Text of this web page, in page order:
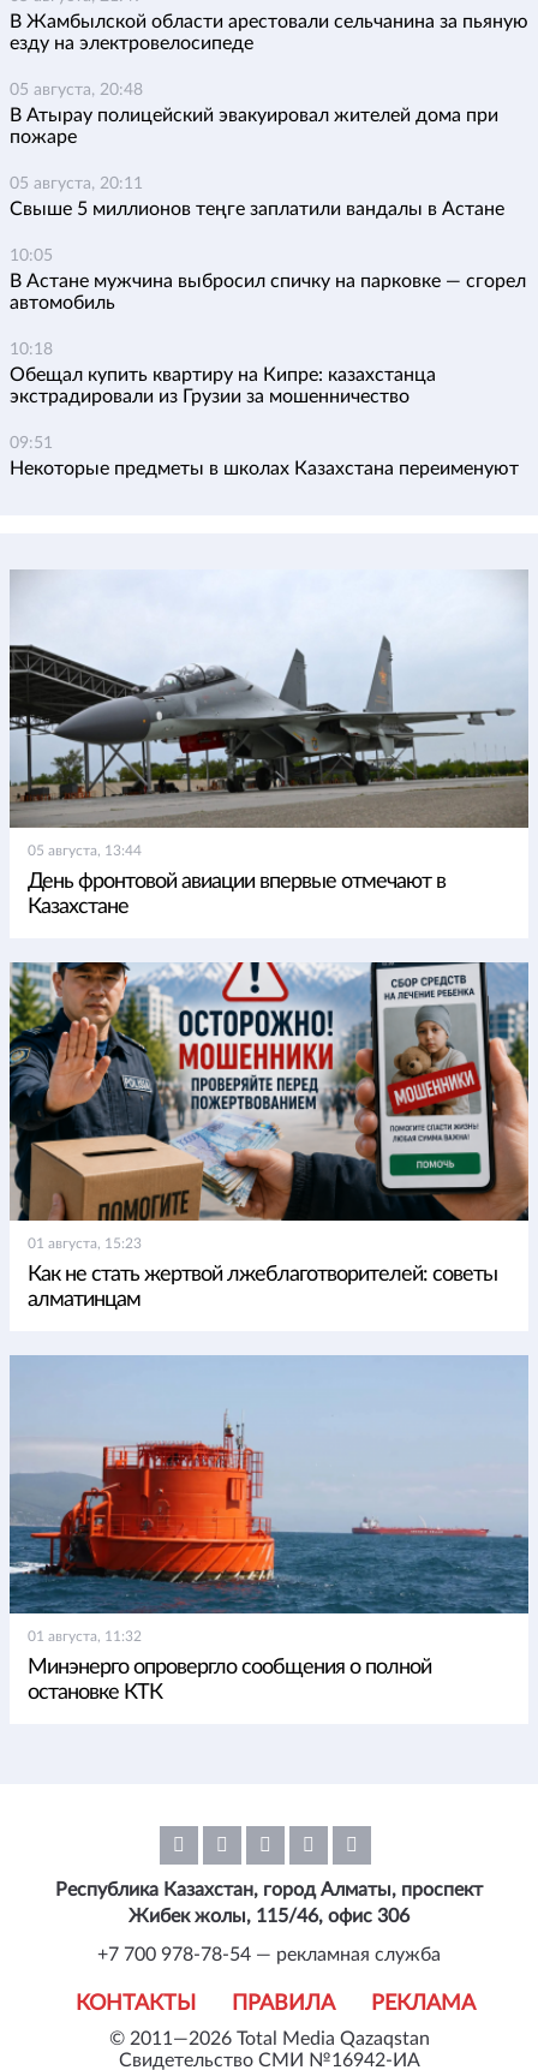
В Жамбылской области арестовали сельчанина за пьяную
езду на электровелосипеде
05 августа, 20:48
В Атырау полицейский эвакуировал жителей дома при
пожаре
05 августа, 20:11
Свыше 5 миллионов теңге заплатили вандалы в Астане
10:05
В Астане мужчина выбросил спичку на парковке — сгорел
автомобиль
10:18
Обещал купить квартиру на Кипре: казахстанца
экстрадировали из Грузии за мошенничество
09:51
Некоторые предметы в школах Казахстана переименуют
05 августа, 13:44
День фронтовой авиации впервые отмечают в
Казахстане
01 августа, 15:23
Как не стать жертвой лжеблаготворителей: советы
алматинцам
01 августа, 11:32
Минэнерго опровергло сообщения о полной
остановке КТК
© 2011—2026 Total Media Qazaqstan
Свидетельство СМИ №16942-ИА
КОНТАКТЫ ПРАВИЛА РЕКЛАМА
Республика Казахстан, город Алматы, проспект
Жибек жолы, 115/46, офис 306
+7 700 978-78-54 — рекламная служба